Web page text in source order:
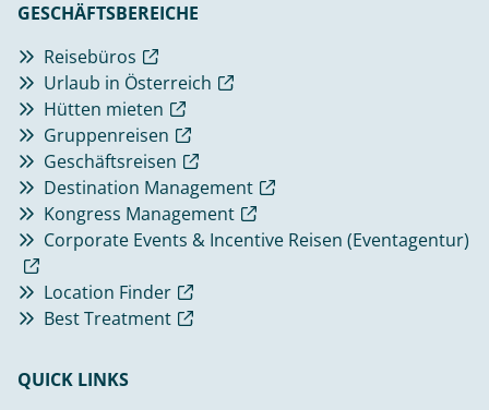
GESCHÄFTSBEREICHE
Reisebüros
Urlaub in Österreich
Hütten mieten
Gruppenreisen
Geschäftsreisen
Destination Management
Kongress Management
Corporate Events & Incentive Reisen (Eventagentur)
Location Finder
Best Treatment
QUICK LINKS